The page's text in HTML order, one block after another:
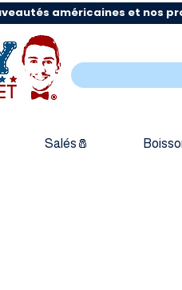
américaines et nos
Salés🧂